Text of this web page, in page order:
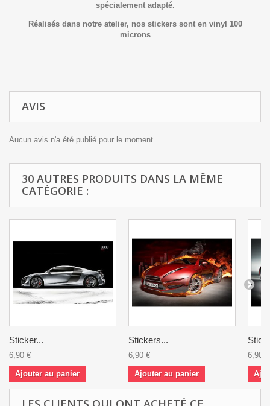
spécialement adapté.
Réalisés dans notre atelier, nos stickers sont en vinyl 100
microns
AVIS
Aucun avis n'a été publié pour le moment.
30 AUTRES PRODUITS DANS LA MÊME
CATÉGORIE :
Sticker...
6,90 €
Ajouter au panier
Stickers...
6,90 €
Ajouter au panier
6,90 €